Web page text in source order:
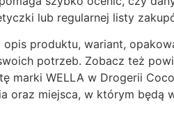
lub regularnej listy
produktu, wariant,
potrzeb. Zobacz też
marki WELLA w Drogerii
oraz miejsca, w którym będą